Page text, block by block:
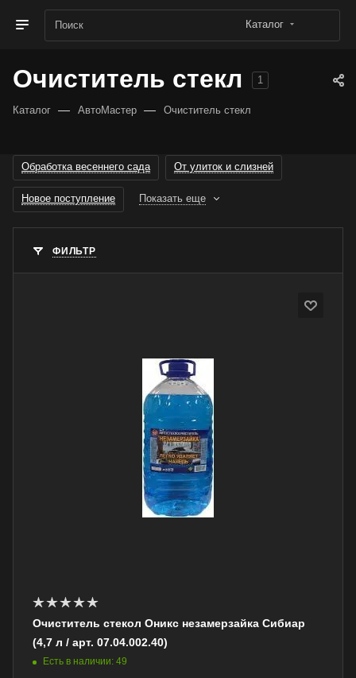
Каталог
Очиститель стекл 1
Каталог — АвтоМастер — Очиститель стекл
Обработка весеннего сада От улиток и слизней
Новое поступление Показать еще
ФИЛЬТР
Очиститель стекол Оникс незамерзайка Сибиар
(4,7 л / арт. 07.04.002.40)
Есть в наличии: 49